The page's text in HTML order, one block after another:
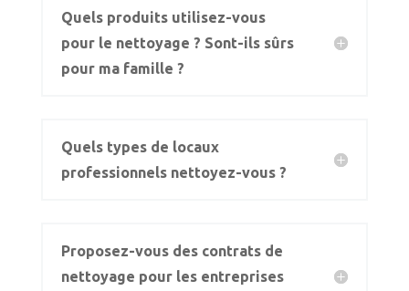
Quels produits utilisez-vous
pour le nettoyage ? Sont-ils sûrs
pour ma famille ?
Quels types de locaux
professionnels nettoyez-vous ?
Proposez-vous des contrats de
nettoyage pour les entreprises